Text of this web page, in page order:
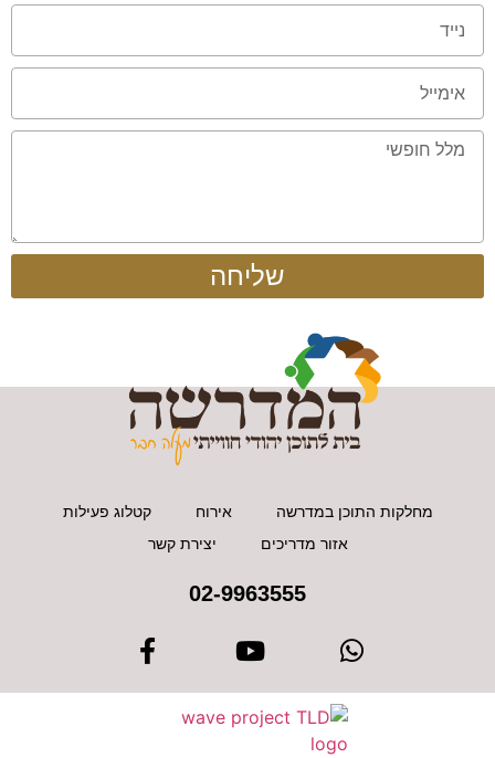
שליחה
מחלקות התוכן במדרשה אירוח
קטלוג פעילות
אזור מדריכים
יצירת קשר
02-9963555